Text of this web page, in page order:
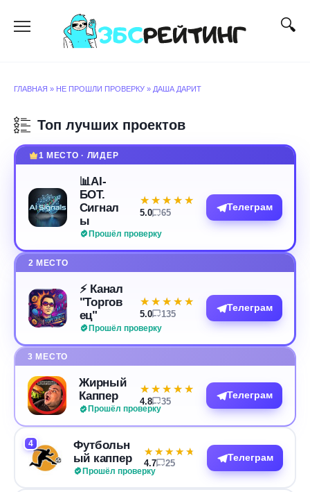
содержанию
ГЛАВНАЯ » НЕ ПРОШЛИ ПРОВЕРКУ » ДАША ДАРИТ
Топ лучших проектов
1 МЕСТО · ЛИДЕР
📊AI-
БОТ.
Сигнал
ы
Прошёл проверку
★★★★★
★★★★★
5.0 65
Телеграм
2 МЕСТО
⚡️ Канал
"Торгов
ец"
Прошёл проверку
★★★★★
★★★★★
5.0 135
Телеграм
3 МЕСТО
Жирный
Каппер
Прошёл проверку
★★★★★
★★★★★
4.8 35
Телеграм
4
Футбольн
ый каппер
Прошёл проверку
★★★★★
★★★★★
4.7 25
Телеграм